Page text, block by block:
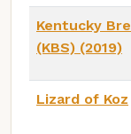
Kentucky
(KBS) (2019)
Lizard of Koz